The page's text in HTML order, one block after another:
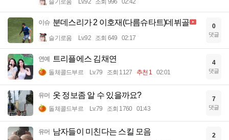
슬기로움 Lv.92 조회 996 02:42
이슈 분데스리가 2 이호재(다름슈타트)데뷔골
슬기로움 Lv.92 조회 649 02:17
0
댓글
연예 트리플에스 김채연
돌체콜드부르 Lv.79 조회 1127 추천 1 02:01
4
댓글
유머 옷 정보좀 알 수 있을까요?
돌체콜드부르 Lv.79 조회 1760 01:43
7
댓글
유머 남자들이 미친다는 스킬 모음 2